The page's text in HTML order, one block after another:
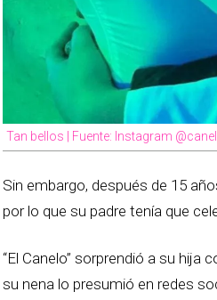
Tan bellos | Fuente: Instagram
Sin embargo, después de 15
por lo que su padre tenía que
“El Canelo” sorprendió a su
su nena lo presumió en redes